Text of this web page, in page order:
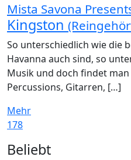
Mista Savona
Kingston
So unterschiedlich wie die
Havanna auch sind, so
Musik und doch findet
Percussions, Gitarren, […]
Mehr
178
Widgets
Beliebt